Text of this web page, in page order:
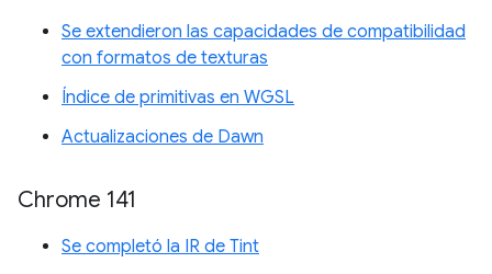
Se extendieron las capacidades de compatibilidad
con formatos de texturas
Índice de primitivas en WGSL
Actualizaciones de Dawn
Chrome 141
Se completó la IR de Tint